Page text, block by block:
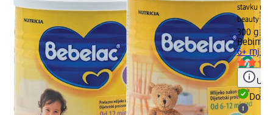
stavku
beauty
300 g
Bebimil
6+ mj.,